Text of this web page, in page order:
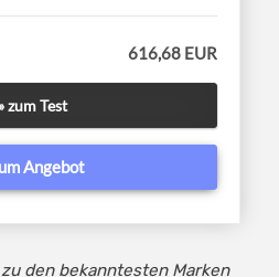
616,68 EUR
» zum Test
Angebot
den bekanntesten Marken